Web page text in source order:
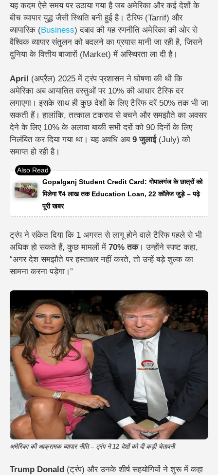
यह कदम ऐसे समय पर उठाया गया है जब अमेरिका और कई देशों के
बीच व्यापार युद्ध जैसी स्थिति बनी हुई है। टैरिफ (Tarrif) और
व्यापारिक (Business) दबाव की यह रणनीति अमेरिका की ओर से
वैश्विक व्यापार संतुलन को बदलने का प्रयास मानी जा रही है, जिसने
दुनिया के वित्तीय बाजारों (Market) में अस्थिरता ला दी है।
April
(अप्रैल) 2025 में ट्रंप प्रशासन ने घोषणा की थी कि
अमेरिका अब आयातित वस्तुओं पर 10% की आधार टैरिफ दर
लगाएगा। इसके साथ ही कुछ देशों के लिए टैरिफ दरें 50% तक भी जा
सकती हैं। हालांकि, तत्काल टकराव से बचने और समझौते का अवसर
देने के लिए 10% के अलावा बाकी सभी दरों को 90 दिनों के लिए
निलंबित कर दिया गया था। यह अवधि अब 9 जुलाई(July) को
समाप्त हो रही है।
Gopalganj Student Credit Card: गोपालगंज के छात्रों को
मिलेगा ₹4 लाख तक Education Loan, 22 कॉलेज जुड़े – पढ़े
पूरी खबर
ट्रंप ने संकेत दिया कि 1 अगस्त से लागू होने वाले टैरिफ पहले से भी
अधिक हो सकते हैं, कुछ मामलों में 70% तक। उन्होंने स्पष्ट कहा,
“अगर देश समझौते पर हस्ताक्षर नहीं करते, तो उन्हें बड़े शुल्क का
सामना करना पड़ेगा।”
अमेरिका की आक्रामक व्यापार नीति – ट्रंप ने 12 देशों को दी कड़ी चेतावनी
Trump Donald (ट्रंप) और उनके शीर्ष सहयोगियों ने शुरू में कहा